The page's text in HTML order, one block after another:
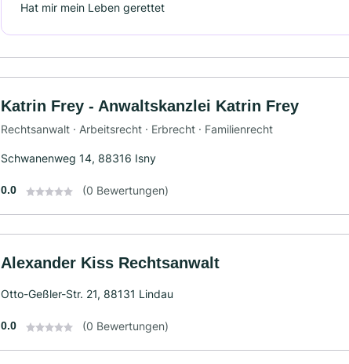
Hat mir mein Leben gerettet
Katrin Frey - Anwaltskanzlei Katrin Frey
Rechtsanwalt · Arbeitsrecht · Erbrecht · Familienrecht
Schwanenweg 14, 88316 Isny
0.0 (0 Bewertungen)
Alexander Kiss Rechtsanwalt
Otto-Geßler-Str. 21, 88131 Lindau
0.0 (0 Bewertungen)